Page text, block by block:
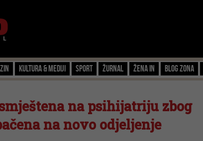
Kultura & Mediji Sport Žurnal Žena IN Blog zona
na psihijatriju zbog
na novo odjeljenje